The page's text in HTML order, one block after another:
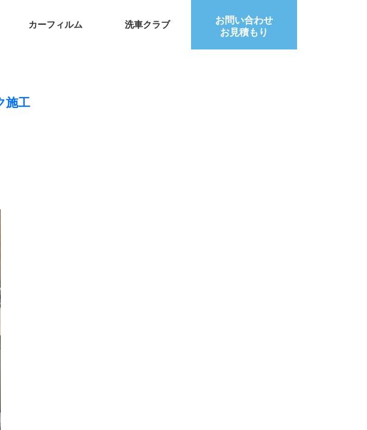
カーフィルム 洗車クラブ
お問い合わせ
お見積もり
施工